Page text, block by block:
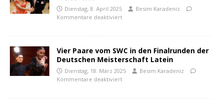
Dienstag, 8. April 2025
Besim Karadeniz
Kommentare deaktiviert
Vier Paare vom SWC in den Finalrunden der
Deutschen Meisterschaft Latein
Dienstag, 18. März 2025
Besim Karadeniz
Kommentare deaktiviert